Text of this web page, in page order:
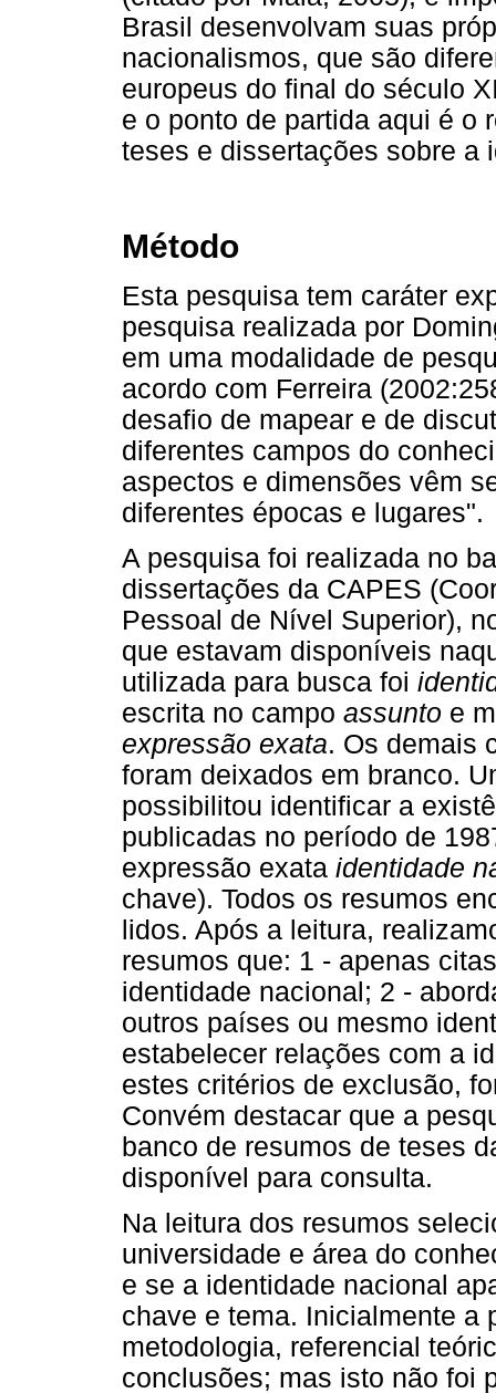
Brasil desenvolvam suas
nacionalismos, que são
europeus do final do século
e o ponto de partida aqui é o
teses e dissertações sobre a
Método
Esta pesquisa tem caráter
pesquisa realizada por
em uma modalidade de
acordo com Ferreira
desafio de mapear e de
diferentes campos do
aspectos e dimensões vêm
diferentes épocas e lugares".
A pesquisa foi realizada no
dissertações da CAPES
Pessoal de Nível Superior),
que estavam disponíveis
utilizada para busca foi
escrita no campo assunto e
expressão exata. Os demais
foram deixados em branco.
possibilitou identificar a
publicadas no período de
expressão exata identidade
chave). Todos os resumos
lidos. Após a leitura,
resumos que: 1 - apenas
identidade nacional; 2 -
outros países ou mesmo
estabelecer relações com a
estes critérios de exclusão,
Convém destacar que a
banco de resumos de teses
disponível para consulta.
Na leitura dos resumos
universidade e área do
e se a identidade nacional
chave e tema. Inicialmente a
metodologia, referencial
conclusões; mas isto não foi